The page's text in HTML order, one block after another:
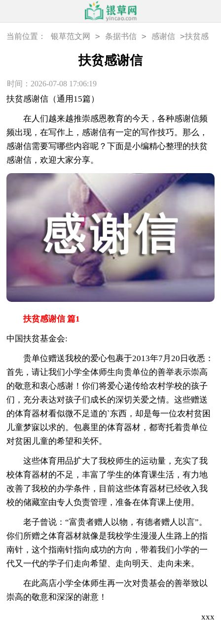
当前位置： 银草范文网 > 条据书信 > 感谢信 >扶贫感
扶贫感谢信
时间：2026-07-08 17:06:19
扶贫感谢信（通用15篇）
在人们越来越推崇感恩教育的今天，各种感谢信频
频出现，在写作上，感谢信有一定的写作技巧。那么，
感谢信需要写哪些内容呢？下面是小编精心整理的扶贫
感谢信，欢迎大家分享。
扶贫感谢信 篇1
中国扶贫基金会:
贵单位赠送我校的爱心包裹于2013年7月20日收悉：
首先，请让我们小学全体师生向贵单位的善举表示崇高
的敬意和衷心感谢！你们将爱心递传给农村学校的孩子
们，充分表达对孩子们成长的深切关爱之情。这些赠送
的体育器材看似微不足道的`东西，却是每一位农村贫困
儿童梦寐以求的。包裹里的体育器材，都寄托着贵单位
对贫困儿童的希望和关怀。
这些体育用品扩大了我校师生的运动量，充实了我
校体育器材的不足，丰富了学生的体育课生活，有力地
改善了我校的办学条件，目前这些体育器材已经收入我
校的储藏室由专人负责管理，准备在体育课上使用。
老子曾说：“富贵者赠人以物，有德者赠人以言”。
你们所赠之体育器材就像是我校学生漫漫人生路上的指
南针，这个指南针指向成功的方向，带着我们小学的一
代又一代的学子们走向希望、走向明天、走向未来。
在此高店小学全体师生再一次对贵基会的善举致以
崇高的敬意和深深的谢意！
xxx